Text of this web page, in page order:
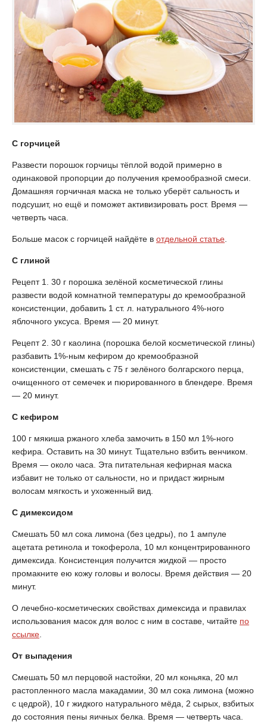
С горчицей
Развести порошок горчицы тёплой водой примерно в
одинаковой пропорции до получения кремообразной смеси.
Домашняя горчичная маска не только уберёт сальность и
подсушит, но ещё и поможет активизировать рост. Время —
четверть часа.
Больше масок с горчицей найдёте в отдельной статье
С глиной
Рецепт 1. 30 г порошка зелёной косметической глины
развести водой комнатной температуры до кремообразной
консистенции, добавить 1 ст. л. натурального 4%-ного
яблочного уксуса. Время — 20 минут.
Рецепт 2. 30 г каолина (порошка белой косметической глины)
разбавить 1%-ным кефиром до кремообразной
консистенции, смешать с 75 г зелёного болгарского перца,
очищенного от семечек и пюрированного в блендере. Время
— 20 минут.
С кефиром
100 г мякиша ржаного хлеба замочить в 150 мл 1%-ного
кефира. Оставить на 30 минут. Тщательно взбить венчиком.
Время — около часа. Эта питательная кефирная маска
избавит не только от сальности, но и придаст жирным
волосам мягкость и ухоженный вид.
С димексидом
Смешать 50 мл сока лимона (без цедры), по 1 ампуле
ацетата ретинола и токоферола, 10 мл концентрированного
димексида. Консистенция получится жидкой — просто
промакните ею кожу головы и волосы. Время действия — 20
минут.
О лечебно-косметических свойствах димексида и правилах
использования масок для волос с ним в составе, читайте по
ссылке
От выпадения
Смешать 50 мл перцовой настойки, 20 мл коньяка, 20 мл
растопленного масла макадамии, 30 мл сока лимона (можно
с цедрой), 10 г жидкого натурального мёда, 2 сырых, взбитых
до состояния пены яичных белка. Время — четверть часа.